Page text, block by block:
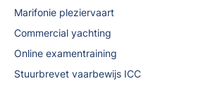
Marifonie pleziervaart
Commercial yachting
Online examentraining
Stuurbrevet vaarbewijs ICC